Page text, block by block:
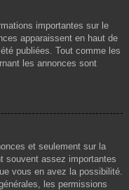
importantes sur le
apparaissent en haut de
publiées. Tout comme les
les annonces sont
et seulement sur la
souvent assez importantes
vous en avez la possibilité.
les permissions